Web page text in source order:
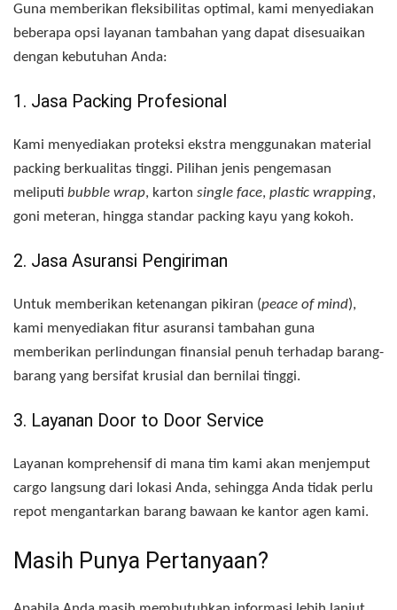
Guna memberikan fleksibilitas optimal, kami menyediakan
beberapa opsi layanan tambahan yang dapat disesuaikan
dengan kebutuhan Anda:
1. Jasa Packing Profesional
Kami menyediakan proteksi ekstra menggunakan material
packing berkualitas tinggi. Pilihan jenis pengemasan
meliputi bubble wrap, karton single face, plastic wrapping,
goni meteran, hingga standar packing kayu yang kokoh.
2. Jasa Asuransi Pengiriman
Untuk memberikan ketenangan pikiran (peace of mind),
kami menyediakan fitur asuransi tambahan guna
memberikan perlindungan finansial penuh terhadap barang-
barang yang bersifat krusial dan bernilai tinggi.
3. Layanan Door to Door Service
Layanan komprehensif di mana tim kami akan menjemput
cargo langsung dari lokasi Anda, sehingga Anda tidak perlu
repot mengantarkan barang bawaan ke kantor agen kami.
Masih Punya Pertanyaan?